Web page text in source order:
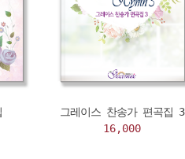
그레이스 찬송가 편곡집 3
16,000